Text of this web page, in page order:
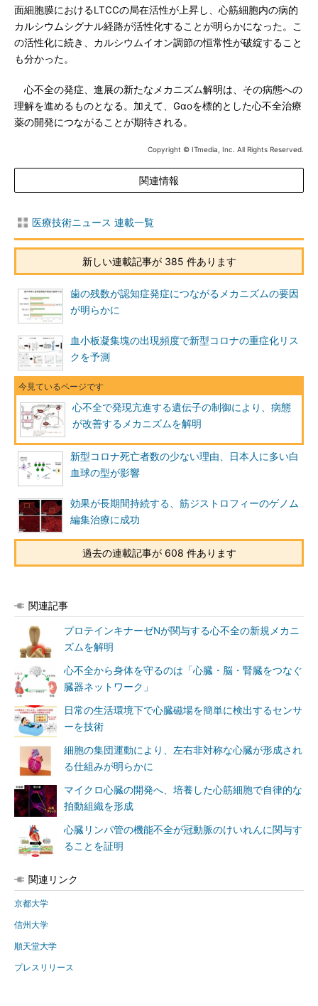
面細胞膜におけるLTCCの局在活性が上昇し、心筋細胞内の病的
カルシウムシグナル経路が活性化することが明らかになった。こ
の活性化に続き、カルシウムイオン調節の恒常性が破綻すること
も分かった。
心不全の発症、進展の新たなメカニズム解明は、その病態への
理解を進めるものとなる。加えて、Gαoを標的とした心不全治療
薬の開発につながることが期待される。
Copyright © ITmedia, Inc. All Rights Reserved.
関連情報
医療技術ニュース 連載一覧
新しい連載記事が 385 件あります
歯の残数が認知症発症につながるメカニズムの要因
が明らかに
血小板凝集塊の出現頻度で新型コロナの重症化リス
クを予測
心不全で発現亢進する遺伝子の制御により、病態
が改善するメカニズムを解明
新型コロナ死亡者数の少ない理由、日本人に多い白
血球の型が影響
効果が長期間持続する、筋ジストロフィーのゲノム
編集治療に成功
過去の連載記事が 608 件あります
関連記事
プロテインキナーゼNが関与する心不全の新規メカニ
ズムを解明
心不全から身体を守るのは「心臓・脳・腎臓をつなぐ
臓器ネットワーク」
日常の生活環境下で心臓磁場を簡単に検出するセンサ
ーを技術
細胞の集団運動により、左右非対称な心臓が形成され
る仕組みが明らかに
マイクロ心臓の開発へ、培養した心筋細胞で自律的な
拍動組織を形成
心臓リンパ管の機能不全が冠動脈のけいれんに関与す
ることを証明
関連リンク
京都大学
信州大学
順天堂大学
プレスリリース